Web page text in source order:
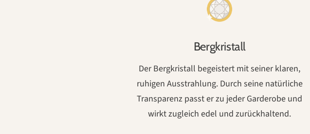
Bergkristall
Der Bergkristall begeistert mit seiner klaren,
ruhigen Ausstrahlung. Durch seine natürliche
Transparenz passt er zu jeder Garderobe und
wirkt zugleich edel und zurückhaltend.